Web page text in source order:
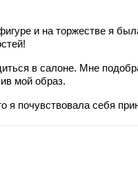
и на торжестве я
в салоне. Мне
мой образ.
я почувствовала себя